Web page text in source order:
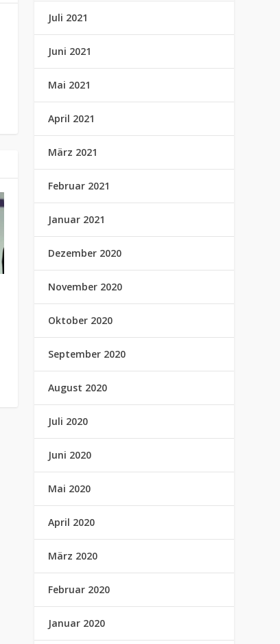
Juli 2021
Juni 2021
Mai 2021
April 2021
März 2021
Februar 2021
Januar 2021
Dezember 2020
November 2020
Oktober 2020
September 2020
August 2020
Juli 2020
Juni 2020
Mai 2020
April 2020
März 2020
Februar 2020
Januar 2020